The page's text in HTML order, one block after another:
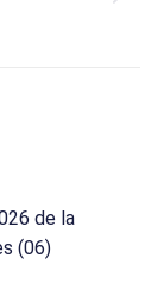
de la
(06)